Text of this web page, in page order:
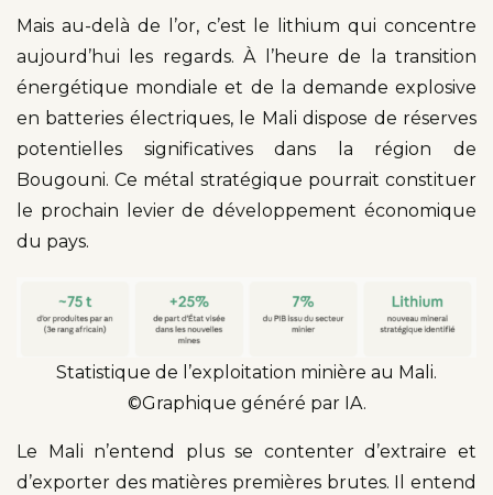
Mais au-delà de l’or, c’est le lithium qui concentre
aujourd’hui les regards. À l’heure de la transition
énergétique mondiale et de la demande explosive
en batteries électriques, le Mali dispose de réserves
potentielles significatives dans la région de
Bougouni. Ce métal stratégique pourrait constituer
le prochain levier de développement économique
du pays.
Statistique de l’exploitation minière au Mali.
©Graphique généré par IA.
Le Mali n’entend plus se contenter d’extraire et
d’exporter des matières premières brutes. Il entend